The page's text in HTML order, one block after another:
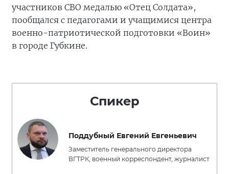
участников СВО медалью «Отец Солдата»,
пообщался с педагогами и учащимися центра
военно-патриотической подготовки «Воин»
в городе Губкине.
Спикер
Поддубный Евгений Евгеньевич
Заместитель генерального директора
ВГТРК, военный корреспондент, журналист